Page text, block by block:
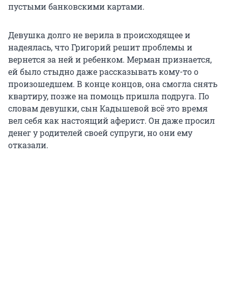
пустыми банковскими картами.
Девушка долго не верила в происходящее и
надеялась, что Григорий решит проблемы и
вернется за ней и ребенком. Мерман признается,
ей было стыдно даже рассказывать кому-то о
произошедшем. В конце концов, она смогла снять
квартиру, позже на помощь пришла подруга. По
словам девушки, сын Кадышевой всё это время
вел себя как настоящий аферист. Он даже просил
денег у родителей своей супруги, но они ему
отказали.